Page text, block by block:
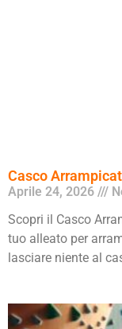
Casco
Aprile 24, 2026
Scopri il Casco
tuo alleato per
lasciare niente al